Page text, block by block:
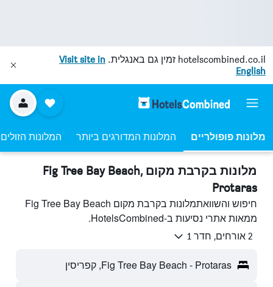
hotelscombined.co.il זמין גם באנגלית. Visit site in
English
מלונות פופולריים המלונות המדורגים ביותר המלונות
מלונות בקרבת מקום Fig Tree Bay Beach,
Protaras
חיפוש והשוואתמלונות בקרבת מקום Fig Tree Bay Beach
ממאות אתרי נסיעות ב-HotelsCombined.
2 אורחים, חדר 1
Fig Tree Bay Beach - Protaras, קפריסין